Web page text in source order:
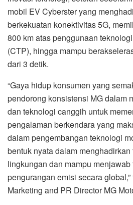
pendorong konsistensi MG dalam
dan teknologi canggih untuk
pengalaman berkendara yang
dalam pengembangan teknologi
bentuk nyata dalam menghadirkan
pengurangan emisi secara global,”
Marketing and PR Director MG
Ada 3 komponen utama pada
dalam harmoni, yaitu baterai (E-
elektronik (E-Control), serta motor
kerjanya cukup sederhana: baterai
elektrik mampu mengantarkan
yang bertugas untuk
sistem kendali elektronik